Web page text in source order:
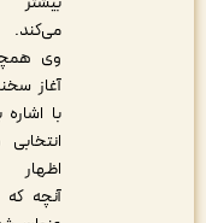
وی همچنین در
آغاز سخنان خود
با اشاره به شعار
انتخابی همایش
اظهار داشت:
آنچه که شما به